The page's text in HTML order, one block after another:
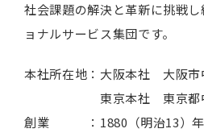
社会課題の解決と革新に挑戦
ョナルサービス集団です。
本社所在地：大阪本社 大阪市
東京本社 東京都中央
創業 ：1880（明治13）年